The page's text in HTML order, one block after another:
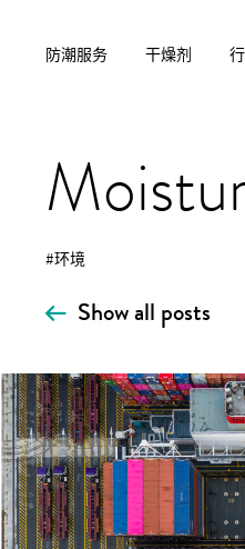
防潮服务 干燥剂
#环境
Show all posts